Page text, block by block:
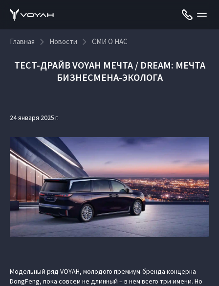
Главная Новости СМИ О НАС
ТЕСТ-ДРАЙВ VOYAH МЕЧТА / DREAM: МЕЧТА
БИЗНЕСМЕНА-ЭКОЛОГА
24 января 2025 г.
Модельный ряд VOYAH, молодого премиум-бренда концерна
DongFeng, пока совсем не длинный – в нем всего три имени. Но